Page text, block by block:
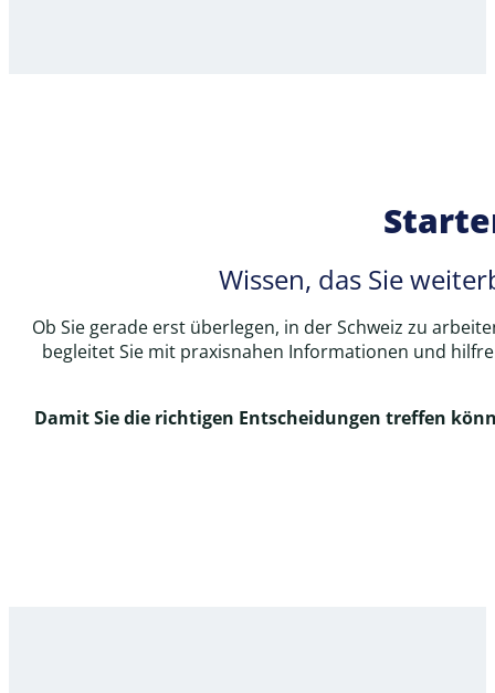
Wissen, das Sie
Ob Sie gerade erst überlegen, in der Schweiz zu
begleitet Sie mit praxisnahen Informationen und
Damit Sie die richtigen Entscheidungen treffen